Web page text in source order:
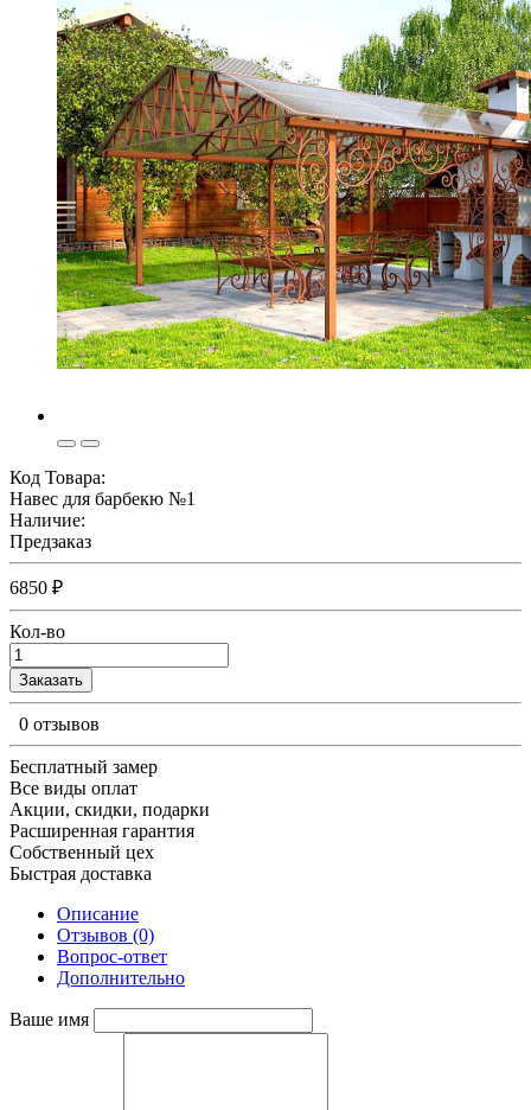
Код Товара:
Навес для барбекю №1
Наличие:
Предзаказ
6850 ₽
Кол-во
Заказать
0 отзывов
Бесплатный замер
Все виды оплат
Акции, скидки, подарки
Расширенная гарантия
Собственный цех
Быстрая доставка
Описание
Отзывов (0)
Вопрос-ответ
Дополнительно
Ваше имя